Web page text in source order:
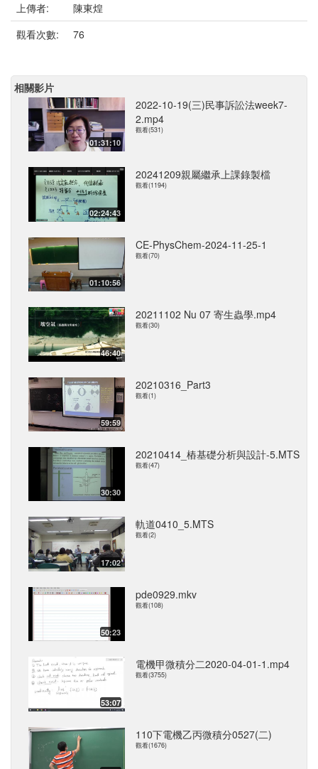
上傳者:
陳東煌
觀看次數:
76
相關影片
01:31:10
2022-10-19(三)民事訴訟法week7-
2.mp4
觀看(531)
02:24:43
20241209親屬繼承上課錄製檔
觀看(1194)
01:10:56
CE-PhysChem-2024-11-25-1
觀看(70)
46:40
20211102 Nu 07 寄生蟲學.mp4
觀看(30)
59:59
20210316_Part3
觀看(1)
30:30
20210414_樁基礎分析與設計-5.MTS
觀看(47)
17:02
軌道0410_5.MTS
觀看(2)
50:23
pde0929.mkv
觀看(108)
53:07
電機甲微積分二2020-04-01-1.mp4
觀看(3755)
110下電機乙丙微積分0527(二)
觀看(1676)